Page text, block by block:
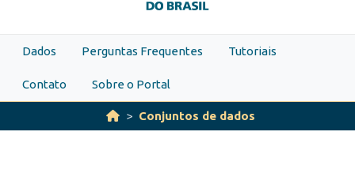
Dados Perguntas Frequentes Tutoriais
Contato Sobre o Portal
Conjuntos de dados